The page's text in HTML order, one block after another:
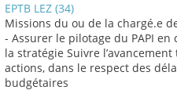
EPTB LEZ (34)
Missions du ou de la chargé.e
- Assurer le pilotage du PAPI
la stratégie Suivre
actions, dans le respect des
budgétaires